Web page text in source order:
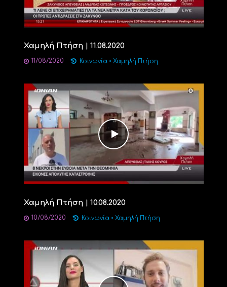
Χαμηλή Πτήση | 11.08.2020
11/08/2020 Κοινωνία • Χαμηλή Πτήση
Χαμηλή Πτήση | 10.08.2020
10/08/2020 Κοινωνία • Χαμηλή Πτήση